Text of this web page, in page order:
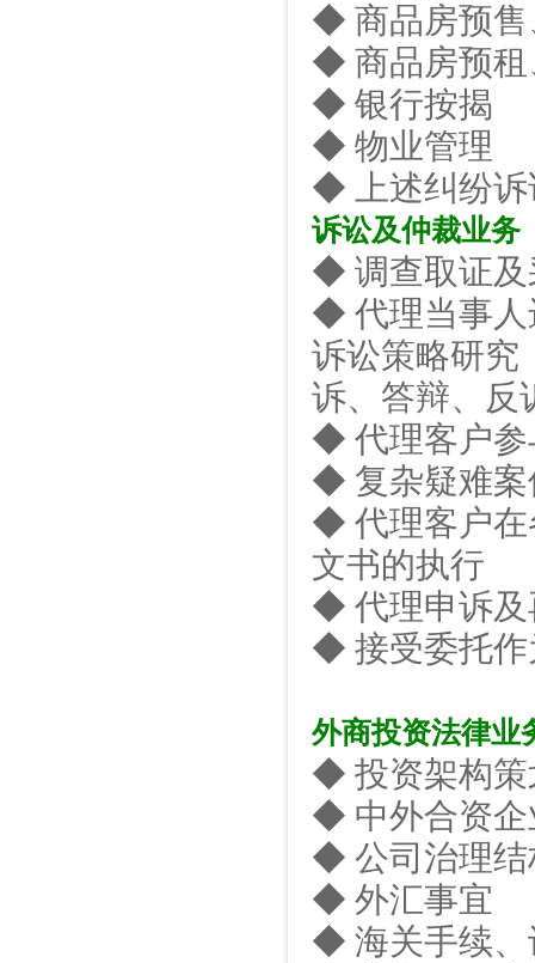
◆ 商品房预售
◆ 商品房预租
◆ 银行按揭
◆ 物业管理
◆ 上述纠纷诉
诉讼及仲裁业务
◆ 调查取证及
◆ 代理当事人
诉讼策略研究
诉、答辩、反
◆ 代理客户参
◆ 复杂疑难案
◆ 代理客户在
文书的执行
◆ 代理申诉及
◆ 接受委托作
外商投资法律业
◆ 投资架构策
◆ 中外合资企
◆ 公司治理结
◆ 外汇事宜
◆ 海关手续、